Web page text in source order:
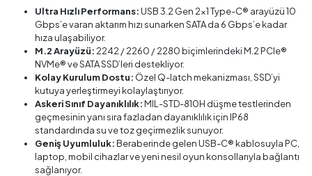
Ultra Hızlı Performans:USB 3.2 Gen 2×1 Type-C® arayüzü 10
Gbps’e varan aktarım hızı sunarken SATA da 6 Gbps’e kadar
hıza ulaşabiliyor.
M.2 Arayüzü: 2242 / 2260 / 2280 biçimlerindeki M.2 PCIe®
NVMe® ve SATA SSD’leri destekliyor.
Kolay Kurulum Dostu: Özel Q-latch mekanizması, SSD’yi
kutuya yerleştirmeyi kolaylaştırıyor.
Askeri Sınıf Dayanıklılık:MIL-STD-810H düşme testlerinden
geçmesinin yanı sıra fazladan dayanıklılık için IP68
standardında su ve toz geçirmezlik sunuyor.
Geniş Uyumluluk:Beraberinde gelen USB-C® kablosuyla PC,
laptop, mobil cihazlar ve yeni nesil oyun konsollarıyla bağlantı
sağlanıyor.